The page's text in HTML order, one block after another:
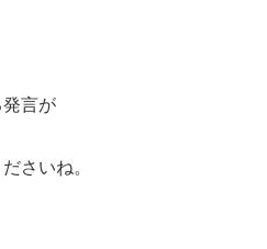
言が
さいね。